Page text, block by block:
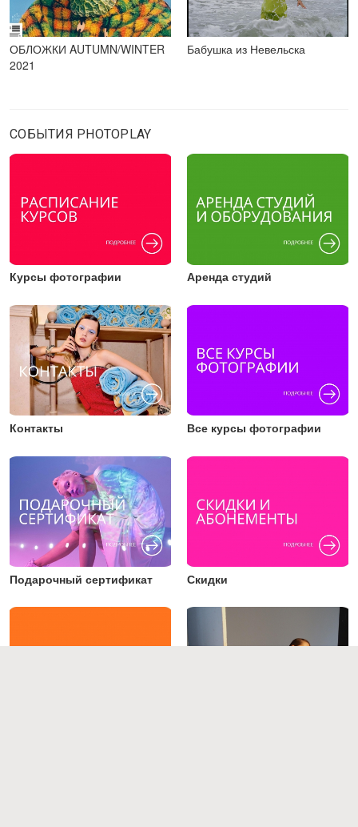
ОБЛОЖКИ AUTUMN/WINTER
2021
Бабушка из Невельска
СОБЫТИЯ PHOTOPLAY
Курсы фотографии Аренда студий
Контакты Все курсы фотографии
Подарочный сертификат Скидки